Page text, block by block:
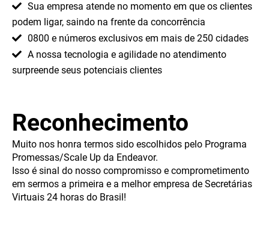
Sua empresa atende no momento em que os clientes
podem ligar, saindo na frente da concorrência
0800 e números exclusivos em mais de 250 cidades
A nossa tecnologia e agilidade no atendimento
surpreende seus potenciais clientes
Reconhecimento
Muito nos honra termos sido escolhidos pelo Programa
Promessas/Scale Up da Endeavor.
Isso é sinal do nosso compromisso e comprometimento
em sermos a primeira e a melhor empresa de Secretárias
Virtuais 24 horas do Brasil!